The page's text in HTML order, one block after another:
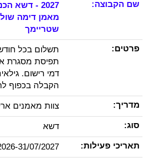
מאמן דימה
שטריימך
הקבלה בכפוף
צוות מאמנים
דשא
31/07/2027